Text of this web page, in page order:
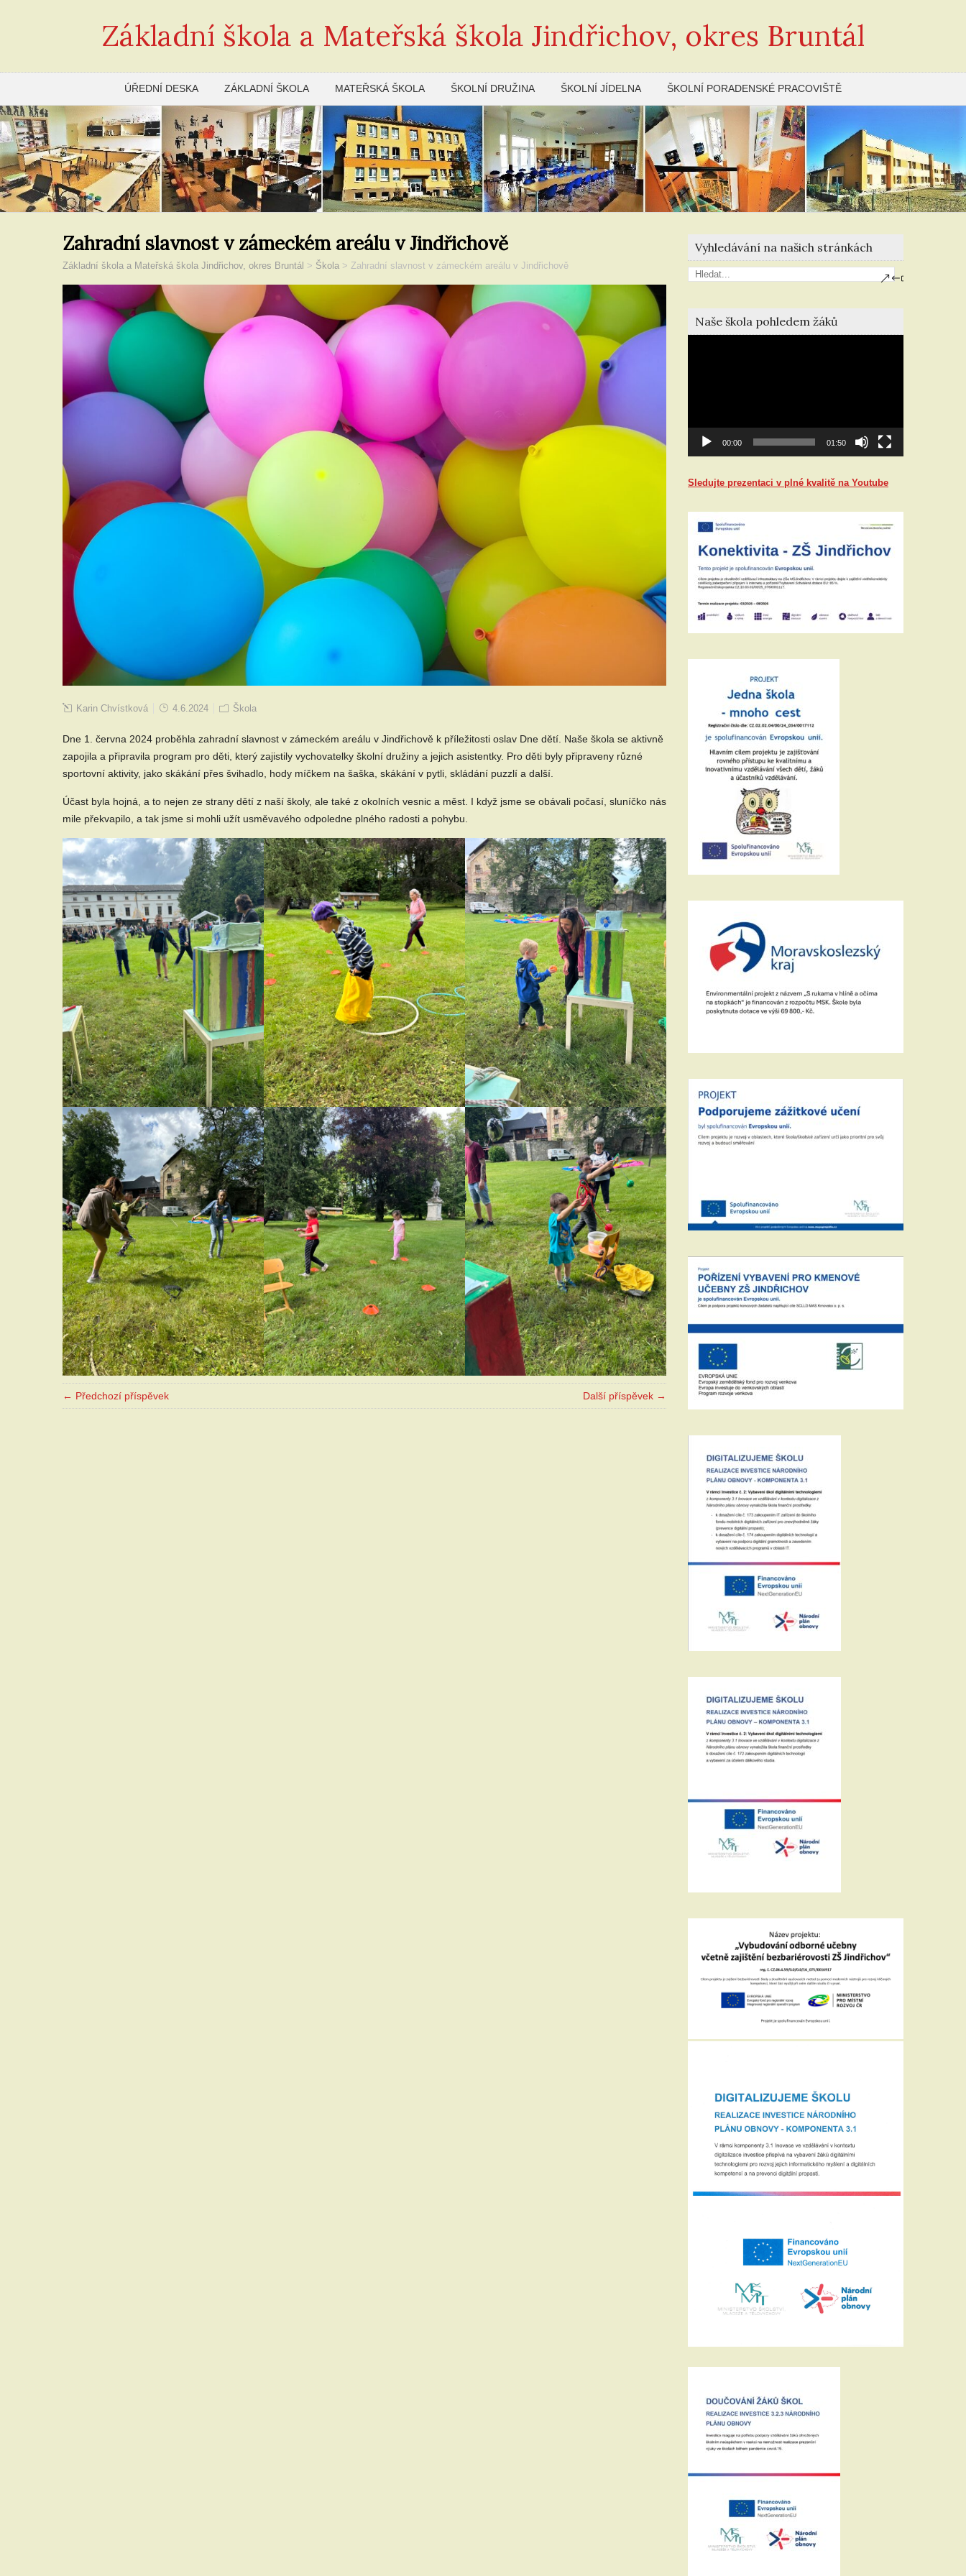
Základní škola a Mateřská škola Jindřichov, okres Bruntál
ÚŘEDNÍ DESKA ZÁKLADNÍ ŠKOLA MATEŘSKÁ ŠKOLA ŠKOLNÍ DRUŽINA ŠKOLNÍ JÍDELNA ŠKOLNÍ PORADENSKÉ PRACOVIŠTĚ
Zahradní slavnost v zámeckém areálu v Jindřichově
Základní škola a Mateřská škola Jindřichov, okres Bruntál > Škola > Zahradní slavnost v zámeckém areálu v Jindřichově
Karin Chvístková 4.6.2024 Škola
Dne 1. června 2024 proběhla zahradní slavnost v zámeckém areálu v Jindřichově k příležitosti oslav Dne dětí. Naše škola se aktivně
zapojila a připravila program pro děti, který zajistily vychovatelky školní družiny a jejich asistentky. Pro děti byly připraveny různé
sportovní aktivity, jako skákání přes švihadlo, hody míčkem na šaška, skákání v pytli, skládání puzzlí a další.
Účast byla hojná, a to nejen ze strany dětí z naší školy, ale také z okolních vesnic a měst. I když jsme se obávali počasí, sluníčko nás
mile překvapilo, a tak jsme si mohli užít usměvavého odpoledne plného radosti a pohybu.
← Předchozí příspěvek Další příspěvek →
Vyhledávání na našich stránkách
Naše škola pohledem žáků
00:00 01:50
Sledujte prezentaci v plné kvalitě na Youtube